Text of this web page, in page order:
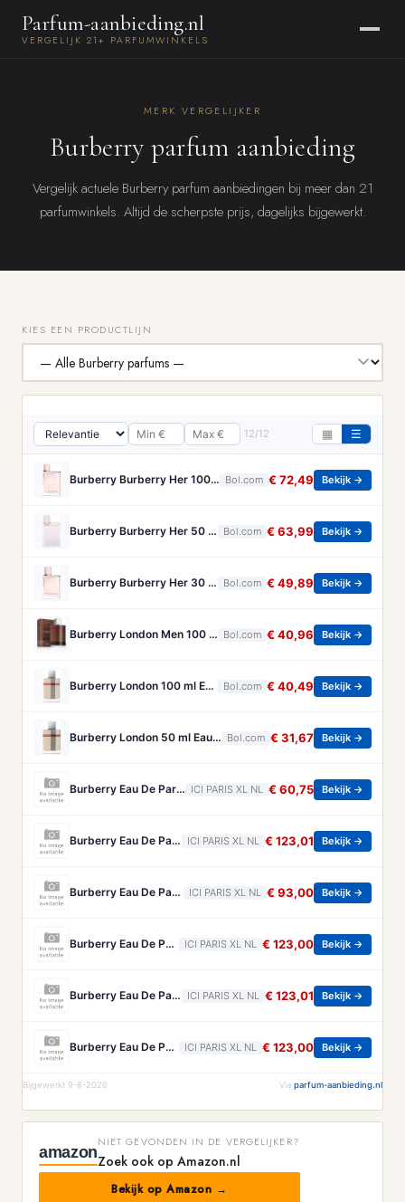
Parfum-aanbieding.nl
VERGELIJK 21+ PARFUMWINKELS
MERK VERGELIJKER
Burberry parfum aanbieding
Vergelijk actuele Burberry parfum aanbiedingen bij meer dan 21
parfumwinkels. Altijd de scherpste prijs, dagelijks bijgewerkt.
KIES EEN PRODUCTLIJN
12/12 ▦ ☰
Burberry Burberry Her 100 ml Eau de Parfum - Damesparfum Bol.com € 72,49 Bekijk →
Burberry Burberry Her 50 ml Eau de Parfum - Damesparfum Bol.com € 63,99 Bekijk →
Burberry Burberry Her 30 ml Eau de Parfum - Damesparfum Bol.com € 49,89 Bekijk →
Burberry London Men 100 ml - Eau de Toilette - Herenparfum Bol.com € 40,96 Bekijk →
Burberry London 100 ml Eau de Parfum - Damesparfum Bol.com € 40,49 Bekijk →
Burberry London 50 ml Eau de Parfum - Damesparfum Bol.com € 31,67 Bekijk →
Burberry Eau De Parfum Burberry - Goddess Eau De Parfum - 30 ML ICI PARIS XL NL € 60,75 Bekijk →
Burberry Eau De Parfum Burberry - Goddess Eau De Parfum - 100 ML ICI PARIS XL NL € 123,01 Bekijk →
Burberry Eau De Parfum Intense Voor Dames Burberry - Goddess Amber Vanilla Eau De Parfum Intense Voor Dames - 50 ML ICI PARIS XL NL € 93,00 Bekijk →
Burberry Eau De Parfum Intense Voor Dames Burberry - Goddess Amber Vanilla Eau De Parfum Intense Voor Dames - 100 ML ICI PARIS XL NL € 123,00 Bekijk →
Burberry Eau De Parfum Burberry - Goddess Eau De Parfum Refill - 150 ML ICI PARIS XL NL € 123,01 Bekijk →
Burberry Eau De Parfum Intense Voor Dames Burberry - Goddess Amber Vanilla Eau De Parfum Intense Voor Dames, Navulling - 150 ML ICI PARIS XL NL € 123,00 Bekijk →
Bijgewerkt 9-8-2026 Via parfum-aanbieding.nl
amazon
NIET GEVONDEN IN DE VERGELIJKER?
Zoek ook op Amazon.nl
Bekijk op Amazon →